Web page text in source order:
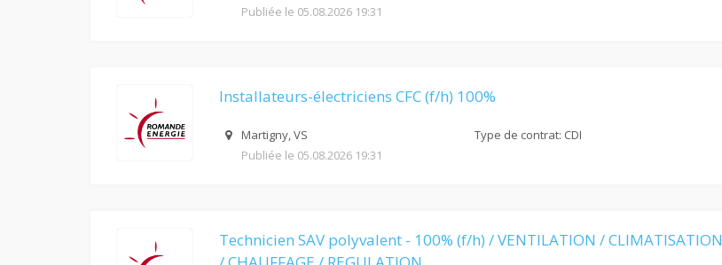
Publiée le 05.08.2026 19:31
Installateurs-électriciens CFC (f/h) 100%
Martigny, VS
Publiée le 05.08.2026 19:31
Type de contrat: CDI
Technicien SAV polyvalent - 100% (f/h) / VENTILATION / CLIMATISATION